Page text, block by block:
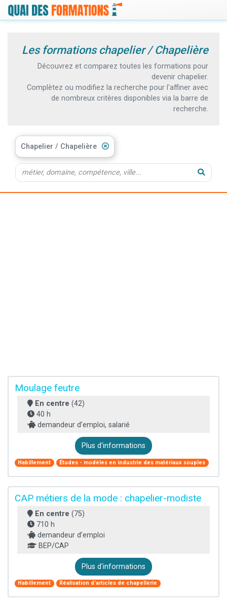
Les formations chapelier / Chapelière
Découvrez et comparez toutes les formations pour
devenir chapelier.
Complètez ou modifiez la recherche pour l'affiner avec
de nombreux critères disponibles via la barre de
recherche.
Chapelier / Chapelière
Moulage feutre
En centre (42)
40 h
demandeur d’emploi, salarié
Plus d'informations
Habillement Études - modèles en industrie des matériaux souples
CAP métiers de la mode : chapelier-modiste
En centre (75)
710 h
demandeur d’emploi
BEP/CAP
Plus d'informations
Habillement Réalisation d'articles de chapellerie